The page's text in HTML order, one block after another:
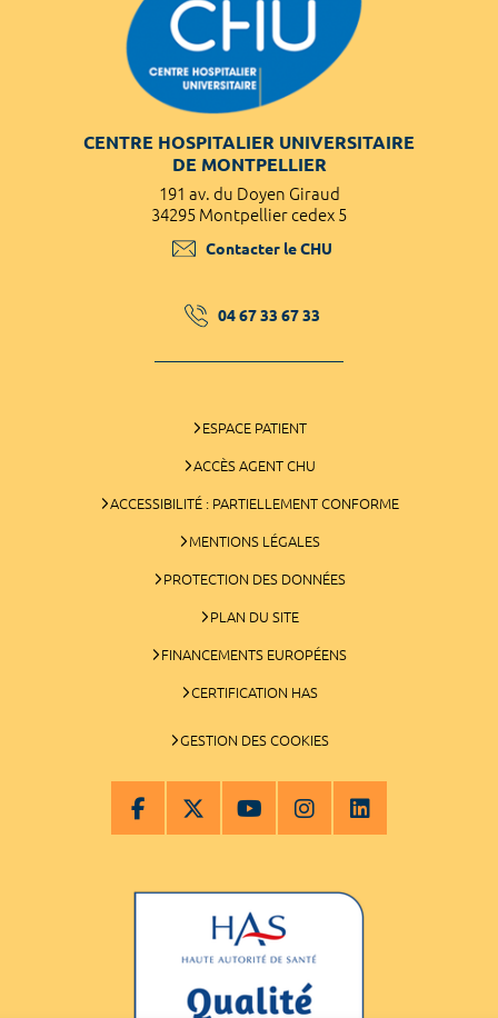
CENTRE HOSPITALIER UNIVERSITAIRE
DE MONTPELLIER
191 av. du Doyen Giraud
34295 Montpellier cedex 5
Contacter le CHU
04 67 33 67 33
ESPACE PATIENT
ACCÈS AGENT CHU
ACCESSIBILITÉ : PARTIELLEMENT CONFORME
MENTIONS LÉGALES
PROTECTION DES DONNÉES
PLAN DU SITE
FINANCEMENTS EUROPÉENS
CERTIFICATION HAS
GESTION DES COOKIES